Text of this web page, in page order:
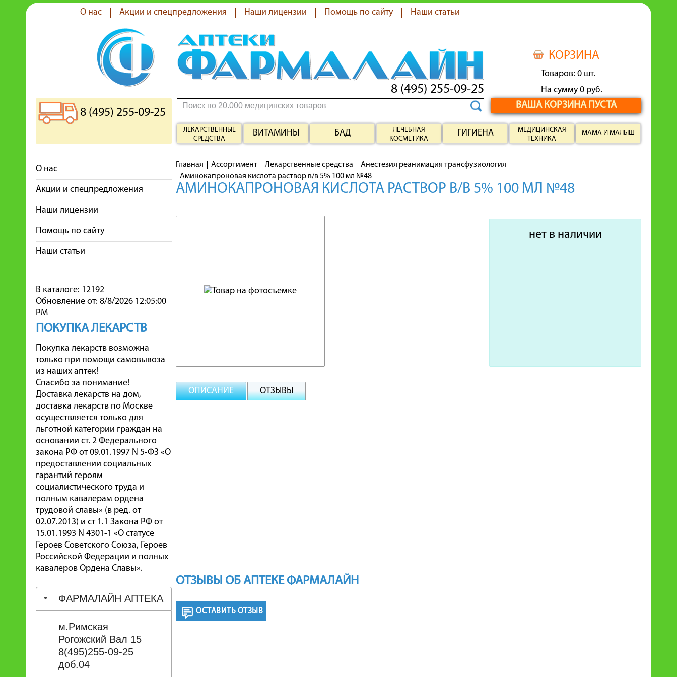
О нас Акции и спецпредложения Наши лицензии Помощь по сайту Наши статьи
КОРЗИНА
Товаров: 0 шт.
На сумму 0 руб.
ВАША КОРЗИНА ПУСТА
8 (495) 255-09-25
8 (495) 255-09-25
ЛЕКАРСТВЕННЫЕ
СРЕДСТВА
ВИТАМИНЫ БАД
ЛЕЧЕБНАЯ
КОСМЕТИКА
ГИГИЕНА
МЕДИЦИНСКАЯ
ТЕХНИКА
МАМА И МАЛЫШ
О нас
Акции и спецпредложения
Наши лицензии
Помощь по сайту
Наши статьи
В каталоге: 12192
Обновление от: 8/8/2026 12:05:00
PM
ПОКУПКА ЛЕКАРСТВ
Покупка лекарств возможна
только при помощи самовывоза
из наших аптек!
Спасибо за понимание!
Доставка лекарств на дом,
доставка лекарств по Москве
осуществляется только для
льготной категории граждан на
основании ст. 2 Федерального
закона РФ от 09.01.1997 N 5-ФЗ «О
предоставлении социальных
гарантий героям
социалистического труда и
полным кавалерам ордена
трудовой славы» (в ред. от
02.07.2013) и ст 1.1 Закона РФ от
15.01.1993 N 4301-1 «О статусе
Героев Советского Союза, Героев
Российской Федерации и полных
кавалеров Ордена Славы».
ФАРМАЛАЙН АПТЕКА
м.Римская
Рогожский Вал 15
8(495)255-09-25
доб.04
Главная Ассортимент Лекарственные средства
Анестезия реанимация трансфузиология
Аминокапроновая кислота раствор в/в 5% 100 мл №48
АМИНОКАПРОНОВАЯ КИСЛОТА РАСТВОР В/В 5% 100 МЛ №48
нет в наличии
ОПИСАНИЕ ОТЗЫВЫ
ОТЗЫВЫ ОБ АПТЕКЕ ФАРМАЛАЙН
ОСТАВИТЬ ОТЗЫВ